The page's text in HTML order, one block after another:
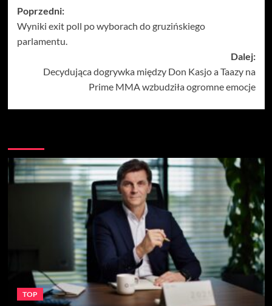
Zobacz
wpisy
Poprzedni:
Wyniki exit poll po wyborach do gruzińskiego
parlamentu.
Dalej:
Decydująca dogrywka między Don Kasjo a Taazy na
Prime MMA wzbudziła ogromne emocje
TOP